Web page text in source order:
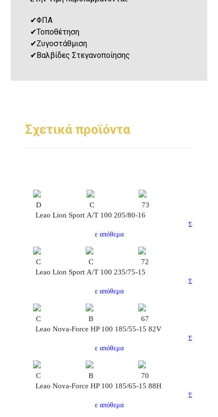
✔ΦΠΑ
✔Τοποθέτηση
✔Ζυγοστάθμιση
✔Βαλβίδες Στεγανοποίησης
Σχετικά προϊόντα
D C
73
Leao Lion Sport Α/Τ 100 205/80-16
Σ
ε απόθεμα
C C
72
Leao Lion Sport Α/Τ 100 235/75-15
Σ
ε απόθεμα
C B
67
Leao Nova-Force HP 100 185/55-15 82V
Σ
ε απόθεμα
C B
70
Leao Nova-Force HP 100 185/65-15 88H
Σ
ε απόθεμα